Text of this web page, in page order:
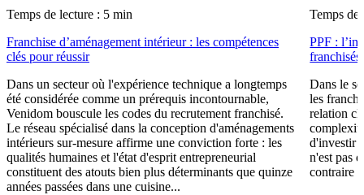
Temps de lecture : 5 min
Franchise d’aménagement intérieur : les compétences
clés pour réussir
Dans un secteur où l'expérience technique a longtemps
été considérée comme un prérequis incontournable,
Venidom bouscule les codes du recrutement franchisé.
Le réseau spécialisé dans la conception d'aménagements
intérieurs sur-mesure affirme une conviction forte : les
qualités humaines et l'état d'esprit entrepreneurial
constituent des atouts bien plus déterminants que quinze
années passées dans une cuisine...
Temps de
PPF :
franchisés
Dans le
les
relation
d'investir
n'est pas
contraire